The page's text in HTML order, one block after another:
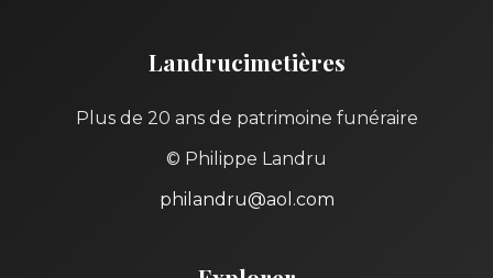
Landrucimetières
Plus de 20 ans de patrimoine funéraire
© Philippe Landru
philandru@aol.com